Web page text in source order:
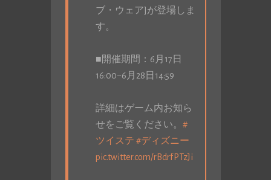
ブ・ウェア]が登場しま
す。
■開催期間：6月17日
16:00~6月28日14:59
詳細はゲーム内お知ら
せをご覧ください。 #
ツイステ #ディズニー
pic.twitter.com/rBdrfPTzJi